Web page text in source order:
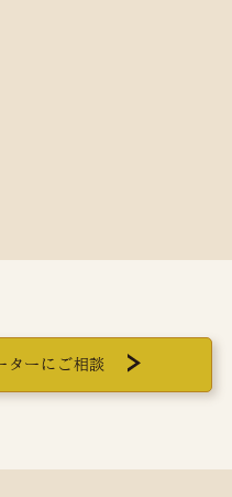
ターにご相談